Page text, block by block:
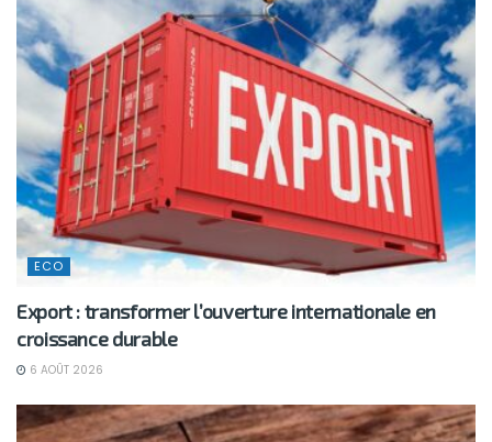
ECO
Export : transformer l’ouverture internationale en
croissance durable
6 AOÛT 2026